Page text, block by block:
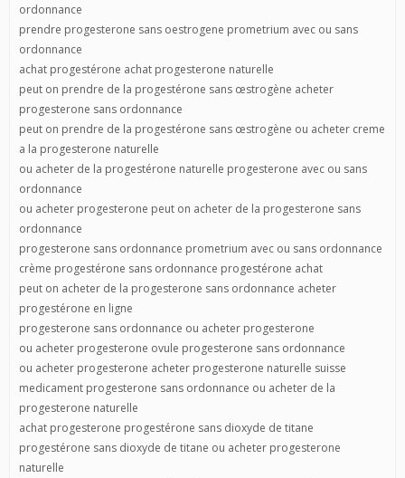
ordonnance
prendre progesterone sans oestrogene prometrium avec ou sans
ordonnance
achat progestérone achat progesterone naturelle
peut on prendre de la progestérone sans œstrogène acheter
progesterone sans ordonnance
peut on prendre de la progestérone sans œstrogène ou acheter creme
a la progesterone naturelle
ou acheter de la progestérone naturelle progesterone avec ou sans
ordonnance
ou acheter progesterone peut on acheter de la progesterone sans
ordonnance
progesterone sans ordonnance prometrium avec ou sans ordonnance
crème progestérone sans ordonnance progestérone achat
peut on acheter de la progesterone sans ordonnance acheter
progestérone en ligne
progesterone sans ordonnance ou acheter progesterone
ou acheter progesterone ovule progesterone sans ordonnance
ou acheter progesterone acheter progesterone naturelle suisse
medicament progesterone sans ordonnance ou acheter de la
progesterone naturelle
achat progesterone progestérone sans dioxyde de titane
progestérone sans dioxyde de titane ou acheter progesterone
naturelle